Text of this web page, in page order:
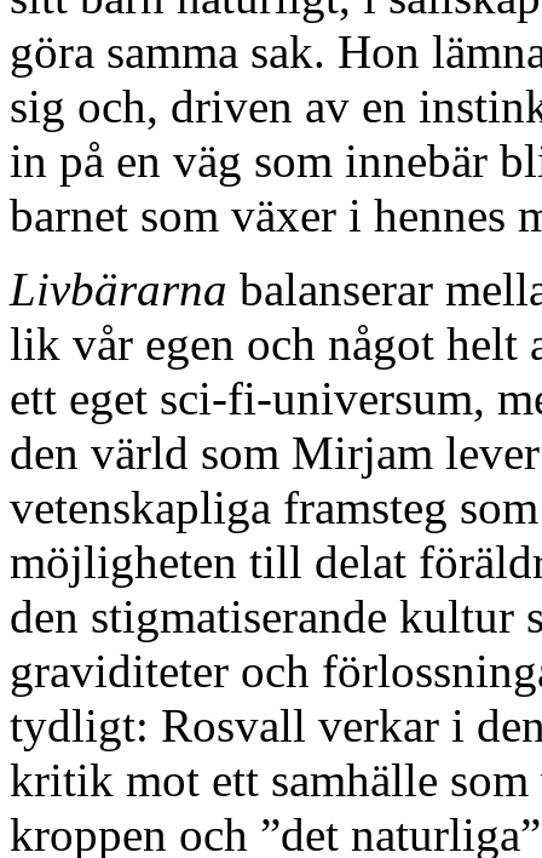
göra samma sak. Hon
sig och, driven av en
in på en väg som innebär
barnet som växer i hennes
Livbärarna balanserar
lik vår egen och något helt
ett eget sci-fi-universum,
den värld som Mirjam
vetenskapliga framsteg
möjligheten till delat
den stigmatiserande kultur
graviditeter och
tydligt: Rosvall verkar i
kritik mot ett samhälle
kroppen och ”det